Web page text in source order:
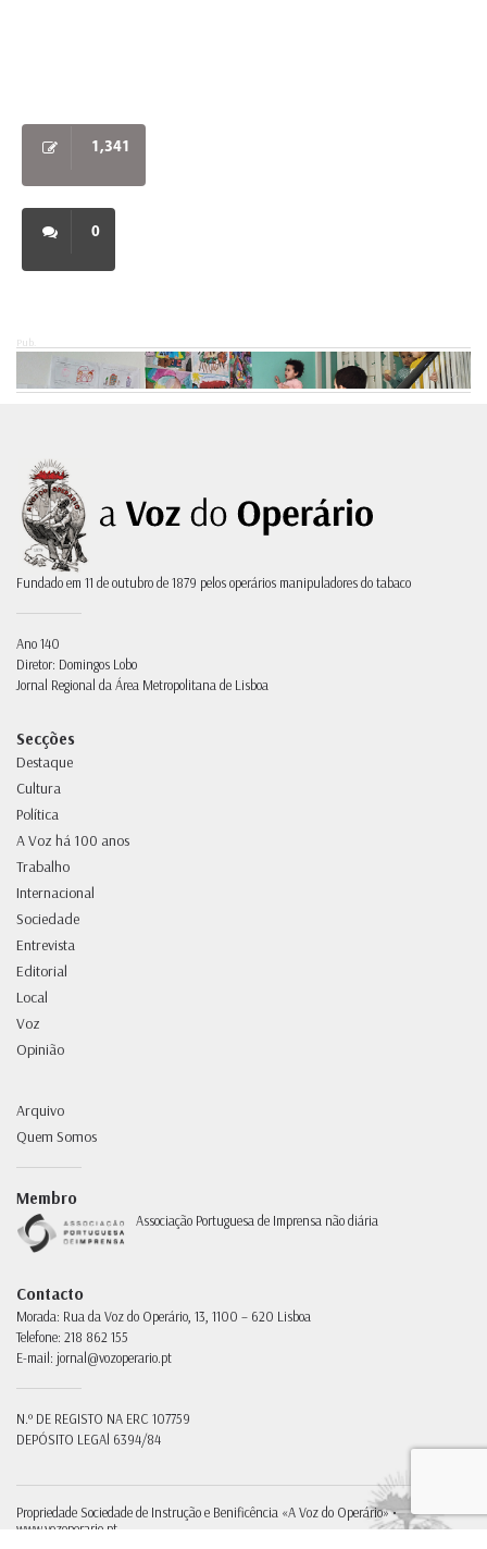
1,341
0
Pub.
Fundado em 11 de outubro de 1879 pelos operários manipuladores do tabaco
Ano 140
Diretor: Domingos Lobo
Jornal Regional da Área Metropolitana de Lisboa
Secções
Destaque
Cultura
Política
A Voz há 100 anos
Trabalho
Internacional
Sociedade
Entrevista
Editorial
Local
Voz
Opinião
Arquivo
Quem Somos
Membro
Associação Portuguesa de Imprensa não diária
Contacto
Morada: Rua da Voz do Operário, 13, 1100 – 620 Lisboa
Telefone: 218 862 155
E-mail: jornal@vozoperario.pt
N.º DE REGISTO NA ERC 107759
DEPÓSITO LEGAl 6394/84
PropriedadeSociedade de Instrução e Benificência «A Voz do Operário» •
www.vozoperario.pt